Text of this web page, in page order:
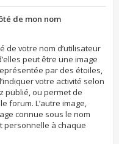
de mon nom
de votre nom d’utilisateur
peut être une image
par des étoiles,
votre activité selon
publié, ou permet de
forum. L’autre image,
connue sous le nom
personnelle à chaque